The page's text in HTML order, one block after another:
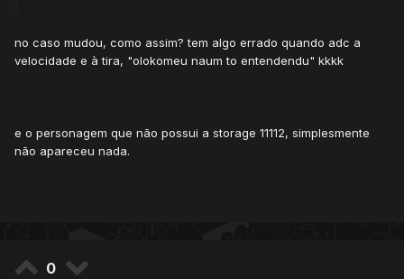
no caso mudou, como assim? tem algo errado quando adc a
velocidade e à tira, "olokomeu naum to entendendu" kkkk
e o personagem que não possui a storage 11112, simplesmente
não apareceu nada.
0